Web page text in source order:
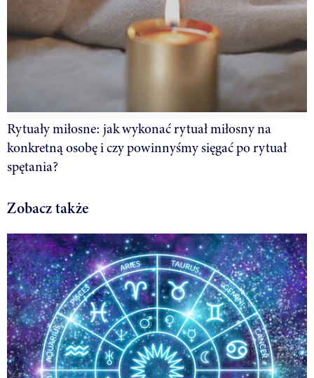
Rytuały miłosne: jak wykonać rytuał miłosny na
konkretną osobę i czy powinnyśmy sięgać po rytuał
spętania?
Zobacz także